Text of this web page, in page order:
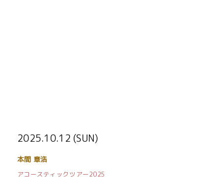
2025.10.12 (SUN)
本間 章浩
アコースティックツアー2025